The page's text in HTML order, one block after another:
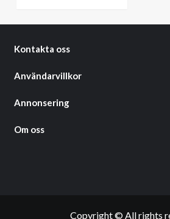
Kontakta oss
Användarvillkor
Annonsering
Om oss
Copyright © All rights